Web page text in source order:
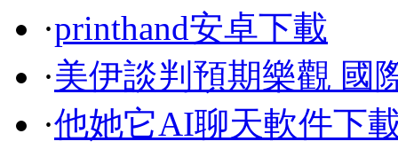
·printhand安卓下載
·美伊談判預期樂觀 國
·他她它AI聊天軟件下